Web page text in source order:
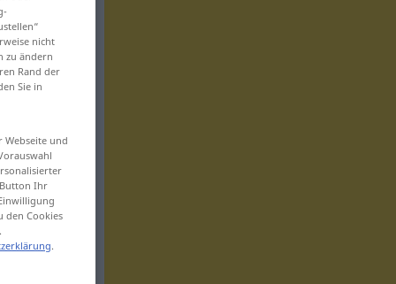
nicht
zu ändern
Rand der
Sie in
und
Ihr
den Cookies
.